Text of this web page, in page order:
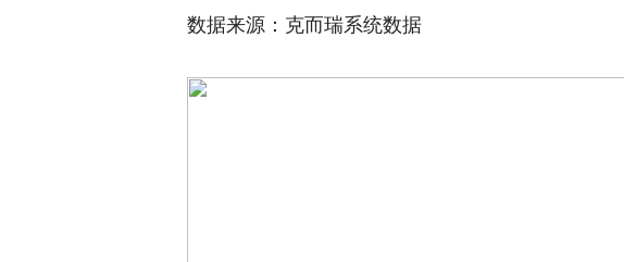
数据来源：克而瑞系统数据